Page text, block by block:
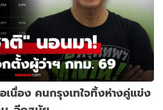
นื่อง คนกรุงเทใจทิ้งห่างคู่แข่ง